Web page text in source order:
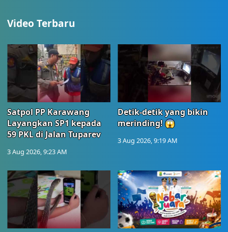
Video Terbaru
Satpol PP Karawang
Layangkan SP1 kepada
59 PKL di Jalan Tuparev
3 Aug 2026, 9:23 AM
Detik-detik yang bikin
merinding! 😱
3 Aug 2026, 9:19 AM